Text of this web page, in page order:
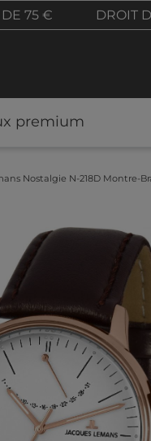
DE 75 € DROIT
premium
Nostalgie N-218D Montre-